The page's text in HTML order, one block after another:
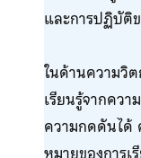
และการปฏิบัติ
ในด้านความวิ
เรียนรู้จากคว
ความกดดันได้